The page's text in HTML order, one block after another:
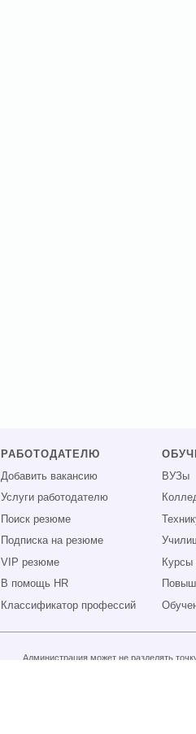
РАБОТОДАТЕЛЮ
Добавить вакансию
Услуги работодателю
Поиск резюме
Подписка на резюме
VIP резюме
В помощь HR
Классификатор профессий
ВУЗы
Курсы
Администрация может не разделять